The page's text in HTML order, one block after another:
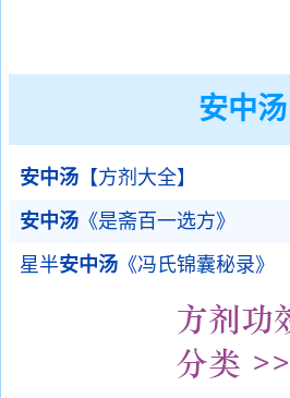
安中汤
安中汤 【方剂大全】
安中汤 《是斋百一选方》
星半安中汤 《冯氏锦囊秘录》